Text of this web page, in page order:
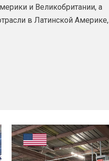
и Великобритании, а
в Латинской Америке,